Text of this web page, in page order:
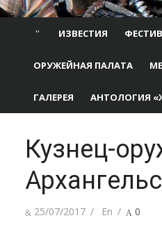
ИЗВЕСТИЯ
ОРУЖЕЙНАЯ ПАЛАТА
ГАЛЕРЕЯ АНТОЛОГИЯ
Кузнец-
Опубликовано
25/07/2017 Автор
En 0